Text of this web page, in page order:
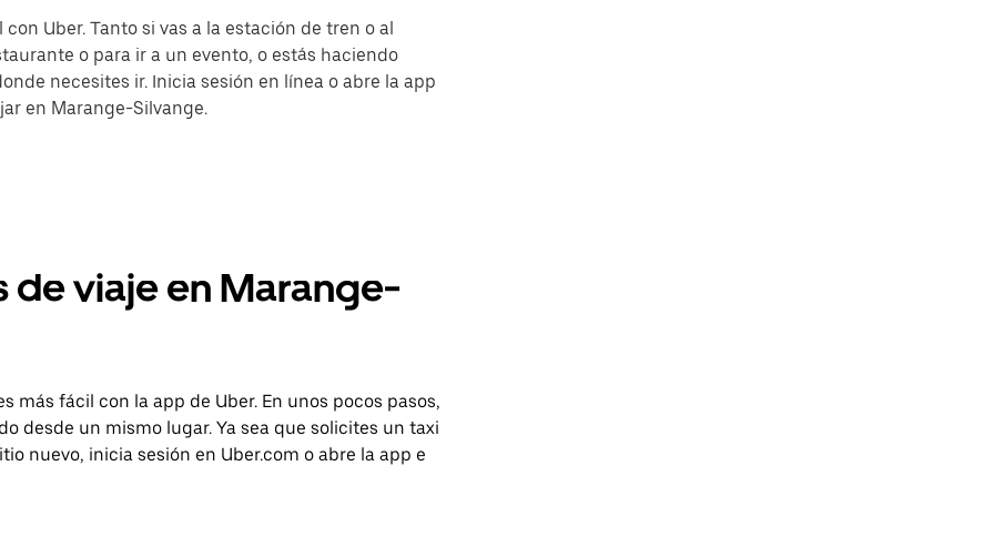
Uber. Tanto si vas a la estación de tren o al
o para ir a un evento, o estás haciendo
necesites ir. Inicia sesión en línea o abre la app
en Marange-Silvange.
de viaje en Marange-
más fácil con la app de Uber. En unos pocos pasos,
desde un mismo lugar. Ya sea que solicites un taxi
nuevo, inicia sesión en Uber.com o abre la app e